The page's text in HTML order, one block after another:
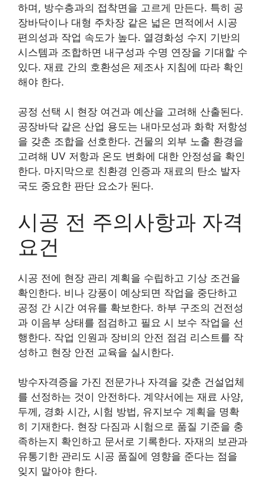
하며, 방수층과의 접착면을 고르게 만든다. 특히 공
장바닥이나 대형 주차장 같은 넓은 면적에서 시공
편의성과 작업 속도가 높다. 열경화성 수지 기반의
시스템과 조합하면 내구성과 수명 연장을 기대할 수
있다. 재료 간의 호환성은 제조사 지침에 따라 확인
해야 한다.
공정 선택 시 현장 여건과 예산을 고려해 산출된다.
공장바닥 같은 산업 용도는 내마모성과 화학 저항성
을 갖춘 조합을 선호한다. 건물의 외부 노출 환경을
고려해 UV 저항과 온도 변화에 대한 안정성을 확인
한다. 마지막으로 친환경 인증과 재료의 탄소 발자
국도 중요한 판단 요소가 된다.
시공 전 주의사항과 자격
요건
시공 전에 현장 관리 계획을 수립하고 기상 조건을
확인한다. 비나 강풍이 예상되면 작업을 중단하고
공정 간 시간 여유를 확보한다. 하부 구조의 건전성
과 이음부 상태를 점검하고 필요 시 보수 작업을 선
행한다. 작업 인원과 장비의 안전 점검 리스트를 작
성하고 현장 안전 교육을 실시한다.
방수자격증을 가진 전문가나 자격을 갖춘 건설업체
를 선정하는 것이 안전하다. 계약서에는 재료 사양,
두께, 경화 시간, 시험 방법, 유지보수 계획을 명확
히 기재한다. 현장 다짐과 시험으로 품질 기준을 충
족하는지 확인하고 문서로 기록한다. 자재의 보관과
유통기한 관리도 시공 품질에 영향을 준다는 점을
잊지 말아야 한다.